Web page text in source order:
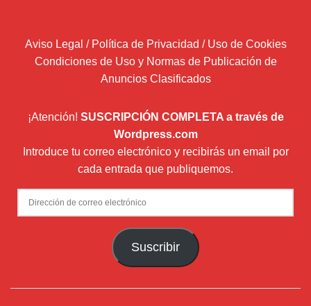
Aviso Legal / Política de Privacidad / Uso de Cookies
Condiciones de Uso y Normas de Publicación de
Anuncios Clasificados
¡Atención! SUSCRIPCIÓN COMPLETA a través de
Wordpress.com
Introduce tu correo electrónico y recibirás un email por
cada entrada que publiquemos.
Dirección
de
Suscribir